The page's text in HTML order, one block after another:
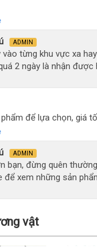
ADMIN
vào từng khu vực xa
2 ngày là nhận được
để lựa chọn, giá
ADMIN
bạn, đừng quên
để xem những sản
vật